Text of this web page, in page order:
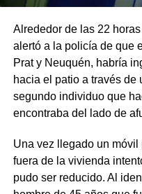
Alrededor de las 22
alertó a la policía de que
Prat y Neuquén, habría
hacia el patio a través de
segundo individuo que
encontraba del lado de
Una vez llegado un
fuera de la vivienda
pudo ser reducido. Al